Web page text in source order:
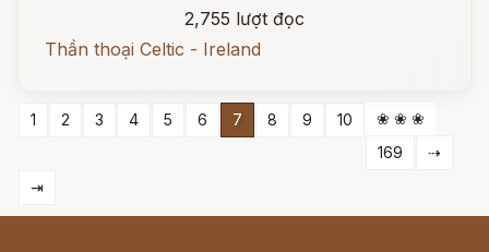
2,755 lượt đọc
Thần thoại Celtic - Ireland
1 2 3 4 5 6 7 8 9 10
❀ ❀ ❀
169
⇢
⇥